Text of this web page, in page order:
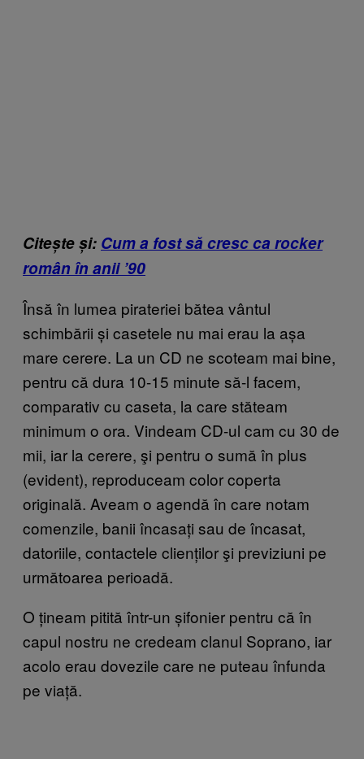
Citește și: Cum a fost să cresc ca rocker
român în anii ’90
Însă în lumea pirateriei bătea vântul
schimbării și casetele nu mai erau la așa
mare cerere. La un CD ne scoteam mai bine,
pentru că dura 10-15 minute să-l facem,
comparativ cu caseta, la care stăteam
minimum o ora. Vindeam CD-ul cam cu 30 de
mii, iar la cerere, şi pentru o sumă în plus
(evident), reproduceam color coperta
originală. Aveam o agendă în care notam
comenzile, banii încasați sau de încasat,
datoriile, contactele clienților şi previziuni pe
următoarea perioadă.
O țineam pitită într-un șifonier pentru că în
capul nostru ne credeam clanul Soprano, iar
acolo erau dovezile care ne puteau înfunda
pe viață.